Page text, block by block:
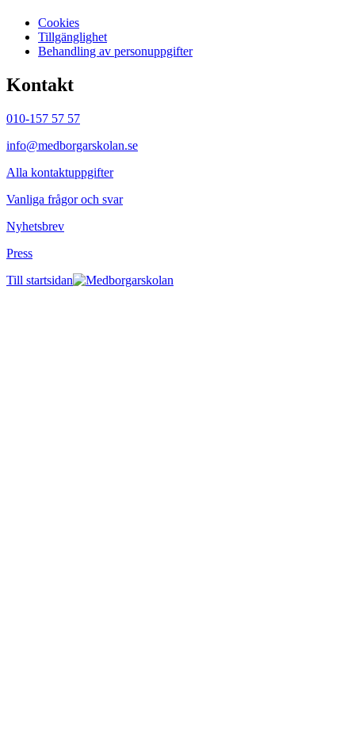
Cookies
Tillgänglighet
Behandling av personuppgifter
Kontakt
010-157 57 57
info@medborgarskolan.se
Alla kontaktuppgifter
Vanliga frågor och svar
Nyhetsbrev
Press
Till startsidan